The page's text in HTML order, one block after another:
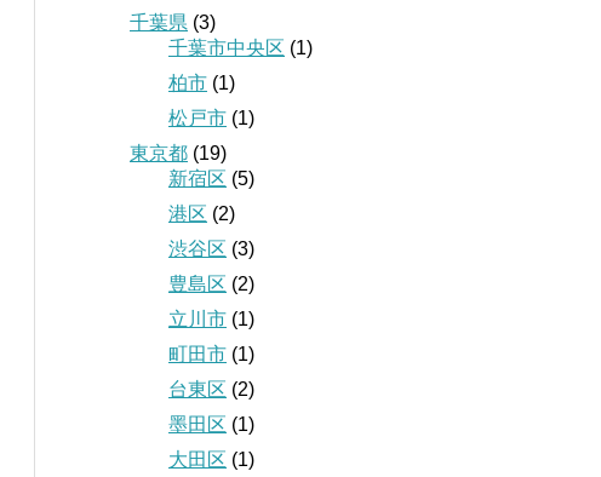
千葉県 (3)
千葉市中央区 (1)
柏市 (1)
松戸市 (1)
東京都 (19)
新宿区 (5)
港区 (2)
渋谷区 (3)
豊島区 (2)
立川市 (1)
町田市 (1)
台東区 (2)
墨田区 (1)
大田区 (1)